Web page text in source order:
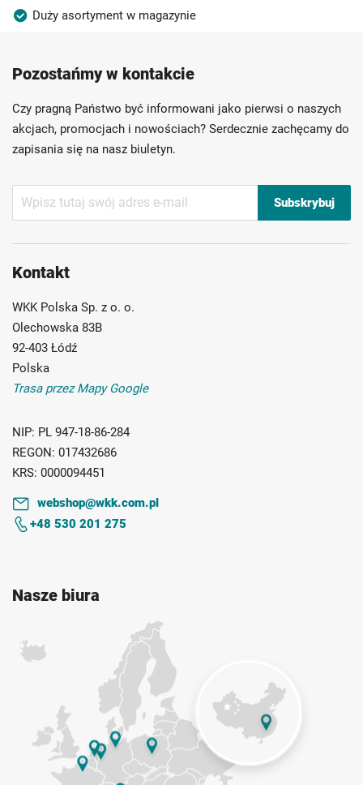
Duży asortyment w magazynie
Szybka dostawa
Indywidualni doradcy
Ponad 40 lat doświadczenia
Możliwość własnego etykietowania
Pozostańmy w kontakcie
Czy pragną Państwo być informowani jako pierwsi o naszych
akcjach, promocjach i nowościach? Serdecznie zachęcamy do
zapisania się na nasz biuletyn.
Subskrybuj
nasz
Subskrybuj
Kontakt
WKK Polska Sp. z o. o.
Olechowska 83B
92-403 Łódź
Polska
Trasa przez Mapy Google
NIP: PL 947-18-86-284
REGON: 017432686
KRS: 0000094451
webshop@wkk.com.pl
+48 530 201 275
Nasze biura